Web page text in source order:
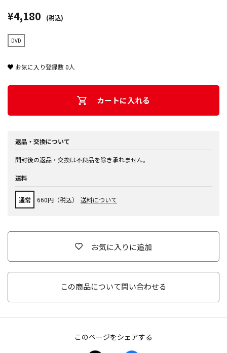
¥4,180 (税込)
DVD
お気に入り登録数0人
カートに入れる
返品・交換について
開封後の返品・交換は不良品を除き承れません。
送料
通常 660円（税込） 送料について
お気に入りに追加
この商品について問い合わせる
このページをシェアする